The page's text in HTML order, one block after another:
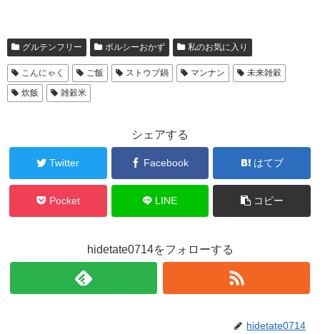
ク上のおいしさに
(#^^#)
れ！！
グルテンフリー ボルシーおかず 私のお気に入り
こんにゃく ご飯 ストウブ鍋 マンナン
未来雑穀
炊飯
雑穀米
シェアする
Twitter Facebook はてブ
Pocket LINE コピー
hidetate0714をフォローする
hidetate0714